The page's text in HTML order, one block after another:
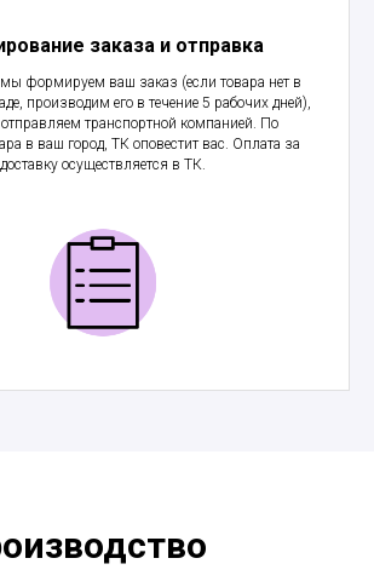
заказа и отправка
формируем ваш заказ (если товара нет в
производим его в течение 5 рабочих дней),
отправляем транспортной компанией. По
в ваш город, ТК оповестит вас. Оплата за
доставку осуществляется в ТК.